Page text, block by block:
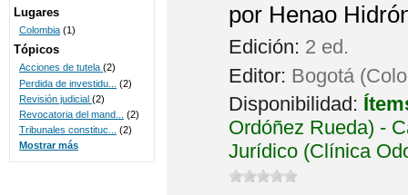
por Henao
Edición: 2 ed.
Editor: Bogotá
Disponibilidad:
Ordóñez Rueda) -
Jurídico (Clínica
Lugares
Colombia (1)
Tópicos
Acciones de tutela (2)
Perdida de investidu...
(2)
Revisión judicial (2)
Revocatoria del mand...
(2)
Tribunales constituc...
(2)
Mostrar más